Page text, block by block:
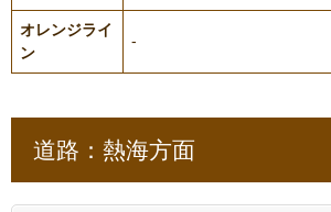
オレンジライ
ン
-
道路：熱海方面